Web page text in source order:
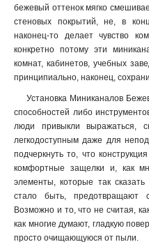
бежевый оттенок мягко
стеновых покрытий, не, в
наконец-то делает чувство
конкретно потому эти
комнат, кабинетов, учебных
принципиально, наконец,
Установка Миниканалов
способностей либо
люди привыкли выражаться,
легкодоступным даже для
подчеркнуть то, что
комфортные защелки и, как
элементы, которые так
стало быть, предотвращают
Возможно и то, что не считая,
как многие думают, гладкую
просто очищающуюся от пыли.